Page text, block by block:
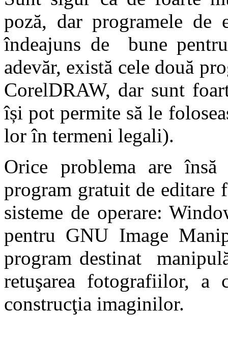
poză, dar programele de
îndeajuns de bune
adevăr, există cele două
CorelDRAW, dar sunt
își pot permite să le
lor în termeni legali).
Orice problema are
program gratuit de editare
sisteme de operare:
pentru GNU Image
program destinat
retuşarea fotografiilor, a
construcţia imaginilor.